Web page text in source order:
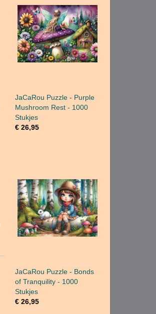
JaCaRou Puzzle - Purple
Mushroom Rest - 1000
Stukjes
€ 26,95
JaCaRou Puzzle - Bonds
of Tranquility - 1000
Stukjes
€ 26,95